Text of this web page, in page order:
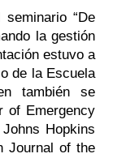
“De
la gestión
estuvo a
de la Escuela
también se
of Emergency
Hopkins
Journal of the